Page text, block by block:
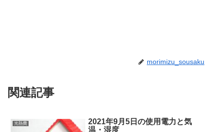
morimizu_sousaku
関連記事
光熱費
2021年9月5日の使用電力と気
温・湿度